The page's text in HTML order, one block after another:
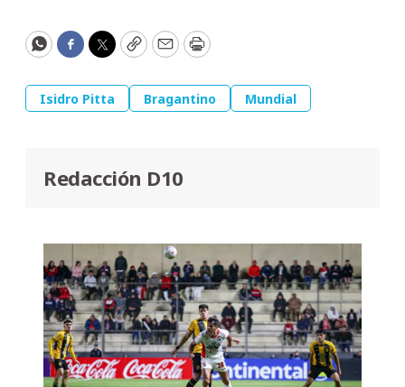
WhatsApp
Facebook
Twitter
CopyEmailPrint
Isidro Pitta Bragantino Mundial
Redacción D10